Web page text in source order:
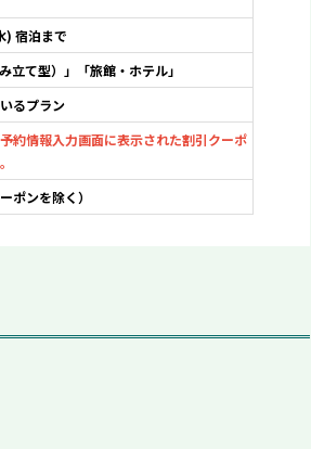
) 宿泊まで
立て型）」「旅館・ホテル」
るプラン
約情報入力画面に表示された割引クーポ
ポンを除く）